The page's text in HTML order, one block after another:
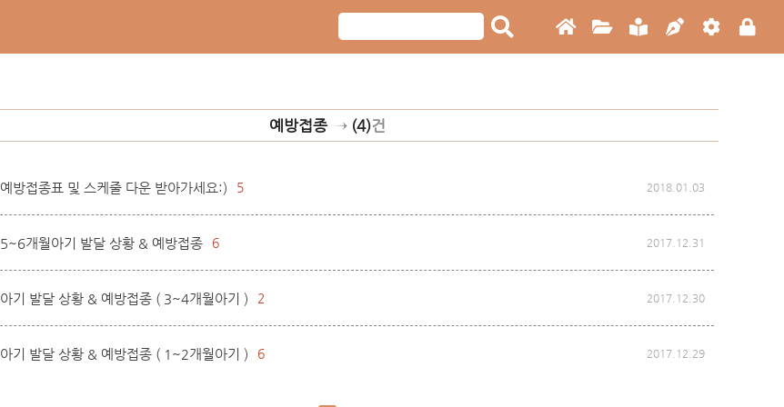
예방접종 → (4)건
예방접종표 및 스케줄 다운 받아가세요:) 5 2018.01.03
5~6개월아기 발달 상황 & 예방접종 6 2017.12.31
아기 발달 상황 & 예방접종 ( 3~4개월아기 ) 2 2017.12.30
아기 발달 상황 & 예방접종 ( 1~2개월아기 ) 6 2017.12.29